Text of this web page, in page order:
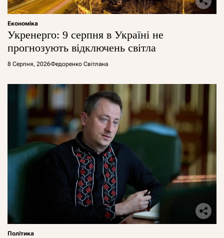
Економіка
Укренерго: 9 серпня в Україні не
прогнозують відключень світла
8 Серпня, 2026Федоренко Світлана
Політика